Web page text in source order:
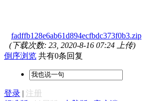
fadffb128e6ab61d894ecfbdc373f0b3.zip
(下载次数: 23, 2020-8-16 07:24 上传)
倒序浏览 共有0条回复
登录 | 注册